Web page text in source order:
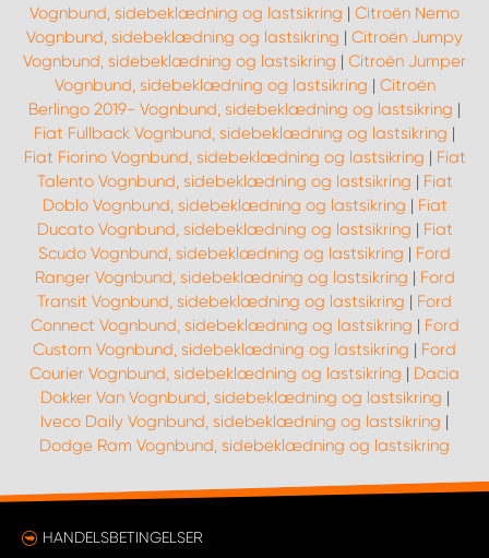
Vognbund, sidebeklædning og lastsikring | Citroën Nemo
Vognbund, sidebeklædning og lastsikring | Citroën Jumpy
Vognbund, sidebeklædning og lastsikring | Citroën Jumper
Vognbund, sidebeklædning og lastsikring | Citroën
Berlingo 2019- Vognbund, sidebeklædning og lastsikring |
Fiat Fullback Vognbund, sidebeklædning og lastsikring |
Fiat Fiorino Vognbund, sidebeklædning og lastsikring | Fiat
Talento Vognbund, sidebeklædning og lastsikring | Fiat
Doblo Vognbund, sidebeklædning og lastsikring | Fiat
Ducato Vognbund, sidebeklædning og lastsikring | Fiat
Scudo Vognbund, sidebeklædning og lastsikring | Ford
Ranger Vognbund, sidebeklædning og lastsikring | Ford
Transit Vognbund, sidebeklædning og lastsikring | Ford
Connect Vognbund, sidebeklædning og lastsikring | Ford
Custom Vognbund, sidebeklædning og lastsikring | Ford
Courier Vognbund, sidebeklædning og lastsikring | Dacia
Dokker Van Vognbund, sidebeklædning og lastsikring |
Iveco Daily Vognbund, sidebeklædning og lastsikring |
Dodge Ram Vognbund, sidebeklædning og lastsikring
HANDELSBETINGELSER